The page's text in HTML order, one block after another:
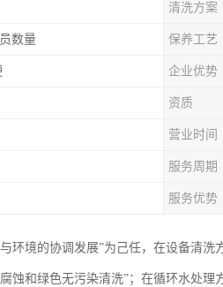
清洗方案
数量 保养工艺
企业优势
资质
营业时间
服务周期
服务优势
环境的协调发展”为己任，在设备清
蚀和绿色无污染清洗”；在循环水处